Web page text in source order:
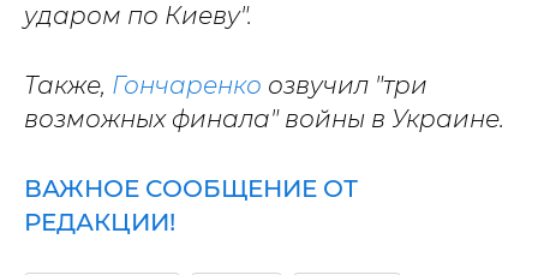
ударом по Киеву".
Также, Гончаренко озвучил "три
возможных финала" войны в Украине.
ВАЖНОЕ СООБЩЕНИЕ ОТ
РЕДАКЦИИ!